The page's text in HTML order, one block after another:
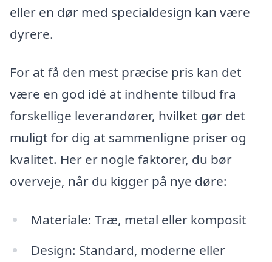
eller en dør med specialdesign kan være
dyrere.
For at få den mest præcise pris kan det
være en god idé at indhente tilbud fra
forskellige leverandører, hvilket gør det
muligt for dig at sammenligne priser og
kvalitet. Her er nogle faktorer, du bør
overveje, når du kigger på nye døre:
Materiale: Træ, metal eller komposit
Design: Standard, moderne eller